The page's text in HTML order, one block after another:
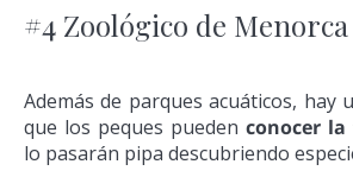
#4 Zoológico de Menorca
Además de parques acuáticos, hay
que los peques pueden conocer
lo pasarán pipa descubriendo